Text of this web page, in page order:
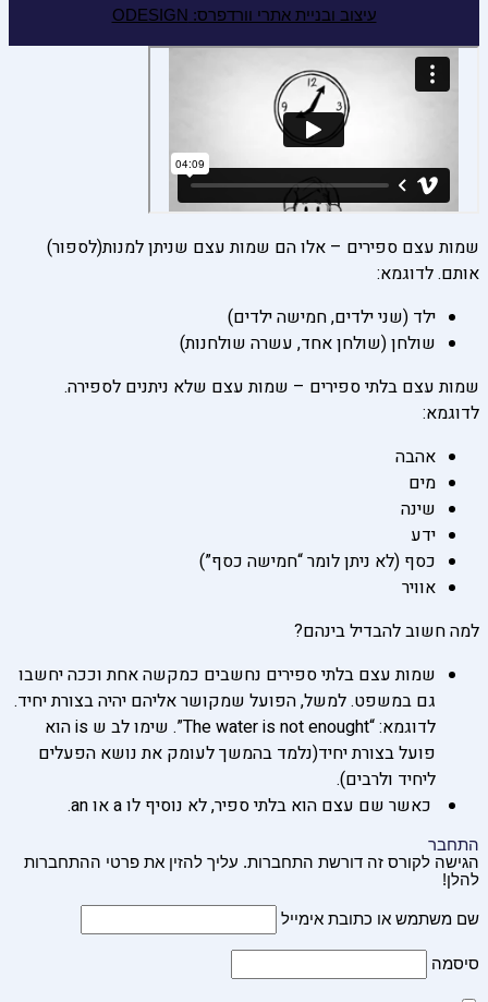
עיצוב ובניית אתרי וורדפרס: ODESIGN
שמות עצם ספירים – אלו הם שמות עצם שניתן למנות(לספור)
אותם. לדוגמא:
ילד (שני ילדים, חמישה ילדים)
שולחן (שולחן אחד, עשרה שולחנות)
שמות עצם בלתי ספירים – שמות עצם שלא ניתנים לספירה.
לדוגמא:
אהבה
מים
שינה
ידע
כסף (לא ניתן לומר “חמישה כסף”)
אוויר
למה חשוב להבדיל בינהם?
שמות עצם בלתי ספירים נחשבים כמקשה אחת וככה יחשבו
גם במשפט. למשל, הפועל שמקושר אליהם יהיה בצורת יחיד.
לדוגמא:
“The water is not enought”. שימו לב ש is הוא
פועל בצורת יחיד(נלמד בהמשך לעומק את נושא הפעלים
ליחיד ולרבים).
כאשר שם עצם הוא בלתי ספיר, לא נוסיף לו a או an.
התחבר
הגישה לקורס זה דורשת התחברות. עליך להזין את פרטי ההתחברות
להלן!
שם משתמש או כתובת אימייל
סיסמה